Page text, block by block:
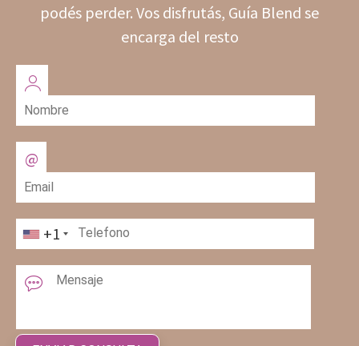
podés perder. Vos disfrutás, Guía Blend se
encarga del resto
+1